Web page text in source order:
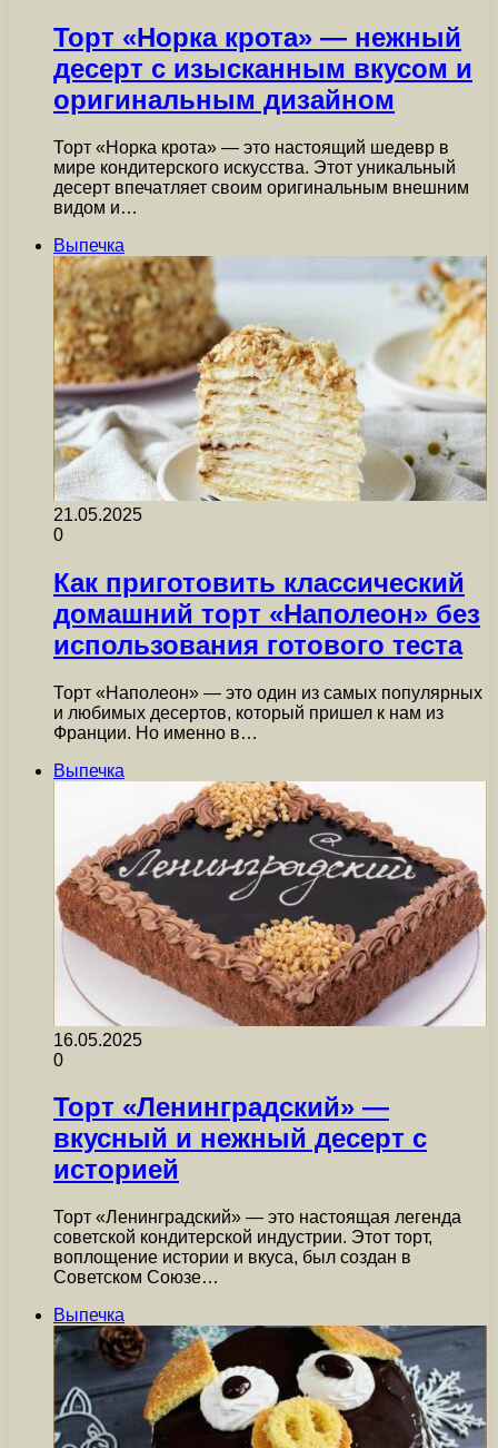
Торт «Норка крота» — нежный
десерт с изысканным вкусом и
оригинальным дизайном
Торт «Норка крота» — это настоящий шедевр в
мире кондитерского искусства. Этот уникальный
десерт впечатляет своим оригинальным внешним
видом и…
Выпечка
21.05.2025
0
Как приготовить классический
домашний торт «Наполеон» без
использования готового теста
Торт «Наполеон» — это один из самых популярных
и любимых десертов, который пришел к нам из
Франции. Но именно в…
Выпечка
16.05.2025
0
Торт «Ленинградский» —
вкусный и нежный десерт с
историей
Торт «Ленинградский» — это настоящая легенда
советской кондитерской индустрии. Этот торт,
воплощение истории и вкуса, был создан в
Советском Союзе…
Выпечка